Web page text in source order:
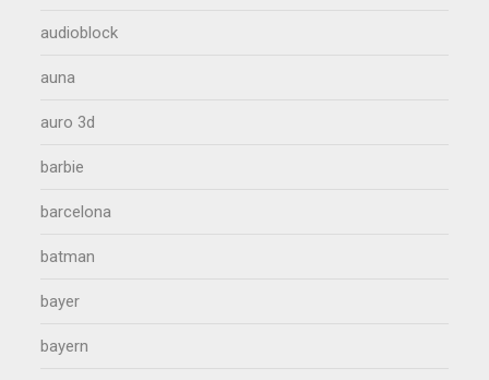
audioblock
auna
auro 3d
barbie
barcelona
batman
bayer
bayern